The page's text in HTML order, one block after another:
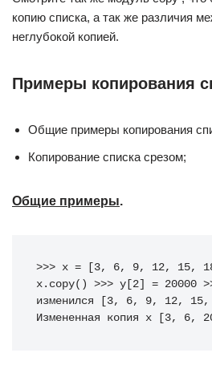
копию списка, а так же различия
неглубокой копией.
Примеры копирования
Общие примеры копирования
Копирование списка срезом;
Общие примеры.
>>> x = 3, 6, 9, 12, 15,
x . copy() >>> y 2 = 20000
изменился
3, 6, 9, 12, 15,
Измененная копия x
3, 6,